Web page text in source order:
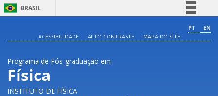
BRASIL
Comunica BR
PT
EN
ACESSIBILIDADE
ALTO CONTRASTE MAPA DO SITE
Programa de Pós-graduação em
Física
INSTITUTO DE FÍSICA